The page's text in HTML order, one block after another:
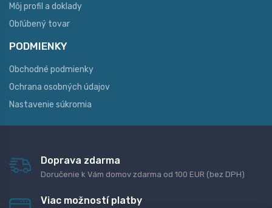
Môj profil a doklady
Obľúbený tovar
PODMIENKY
Obchodné podmienky
Ochrana osobných údajov
Nastavenie súkromia
Doprava zdarma
Doručenie k Vám domov zdarma od 100 EUR (bez DPH)
Viac možností platby